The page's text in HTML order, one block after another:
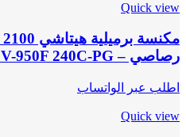
Quick view
رصاصي – CV-950F 240C-PG
اطلب عبر الواتساب
Quick view